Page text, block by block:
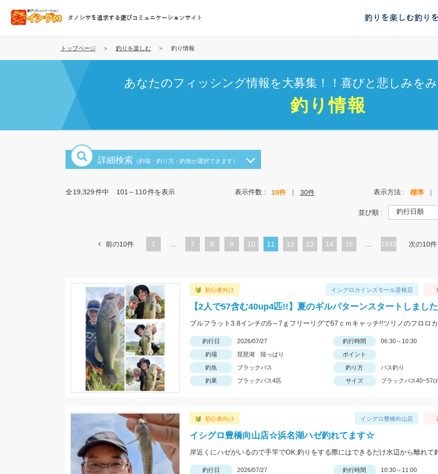
コ
テ
タノシサを追求する遊びコミュニケーションサイト 釣りを楽しむ釣り
トップページ 釣りを楽しむ 釣り情報
あなたのフィッシング情報を大募集！！喜びと悲しみをみ
釣り情報
詳細検索 （釣場・釣り方・釣魚が選択できます）
全19,329件中 101～110件を表示 表示件数 10件 30件 表示方法 標準
並び順
前の10件 1
ペ
7
ペ
8
ペ
9
ペ
10
カ
ペ
11
ペ
12
ペ
13
ペ
14
ペ
15 1933 次の10件
初心者向け イシグロカインズモール彦根店
【2人で57含む40up4匹!!】夏のギルパターンスタートしまし
釣行日 2026/07/27 釣行時間
06:30～10:30
釣場
琵琶湖 陸っぱり
ポイント
釣魚
ブラックバス 釣り方
バス釣り
釣果
ブラックバス4匹 サイズ ブラックバス
初心者向け イシグロ豊橋向山店
イシグロ豊橋向山店☆浜名湖ハゼ釣れてます☆
釣行日 2026/07/27 釣行時間
10:30～11:00